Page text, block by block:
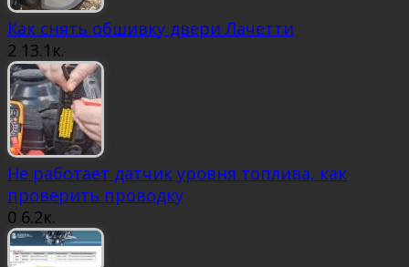
Как снять обшивку двери Лачетти
2 13.1к.
Не работает датчик уровня топлива, как
проверить проводку
0 6.2к.